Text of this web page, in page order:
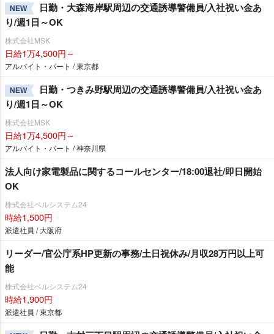
NEW
日勤・大森海岸駅周辺の交通誘導警備員/入社祝い金あ
り/週1日～OK
株式会社MSK
日給1万4,500円～
アルバイト・パート / 東京都
NEW
日勤・つきみ野駅周辺の交通誘導警備員/入社祝い金あ
り/週1日～OK
株式会社MSK
日給1万4,500円～
アルバイト・パート / 神奈川県
法人向け家電製品に関するコールセンター/18:00退社/即日開始
OK
株式会社ベルシステム24
時給1,500円
派遣社員 / 大阪府
リーダー/官公庁系HP更新の事務/土日祝休み/月収28万円以上可
能
株式会社ベルシステム24
時給1,900円
派遣社員 / 東京都